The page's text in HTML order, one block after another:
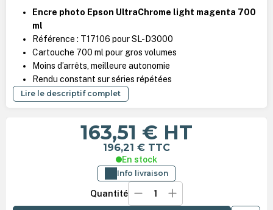
Encre photo Epson UltraChrome light magenta 700
ml
Référence : T17106 pour SL-D3000
Cartouche 700 ml pour gros volumes
Moins d’arrêts, meilleure autonomie
Rendu constant sur séries répétées
Lire le descriptif complet
163,51 € HT
196,21 € TTC
En stock
Info livraison
Quantité